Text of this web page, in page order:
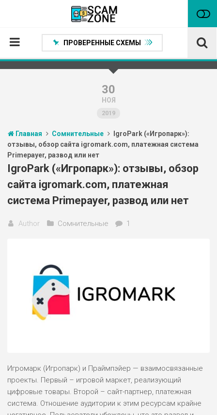
Проверенные способы заработка
Статьи
Партнеры
ПРОВЕРЕННЫЕ СХЕМЫ
30
НОЯ
2019
Главная Сомнительные
IgroPark («Игропарк»):
отзывы, обзор сайта igromark.com, платежная система
Primepayer, развод или нет
IgroPark («Игропарк»): отзывы, обзор
сайта igromark.com, платежная
система Primepayer, развод или нет
Author Сомнительные 1
Игромарк (Игропарк) и Праймпэйер — взаимосвязанные
проекты. Первый – игровой маркет, реализующий
цифровые товары. Второй – сайт-партнер, платежная
система. Отношение аудитории к этим ресурсам крайне